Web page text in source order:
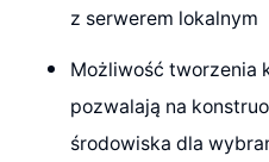
z serwerem lokalnym
Możliwość tworzenia
pozwalają na
środowiska dla